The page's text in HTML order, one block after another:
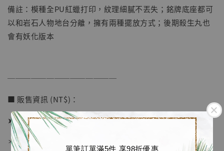
單筆訂單滿5件 享98折優惠
加購優惠【海賊王 布魯克達摩 [7STARS Studio]】
備註：模種全PU紅蠟打印，紋理細膩不丟失；銘牌底座都可
以和岩石人物地台分離，擁有兩種擺放方式；後期殺生丸也
會有妖化版本
──────────────
■ 販售資訊 (NT$)：
➤ 價格 6580元 (訂金2580)
＊ 國際運費另計